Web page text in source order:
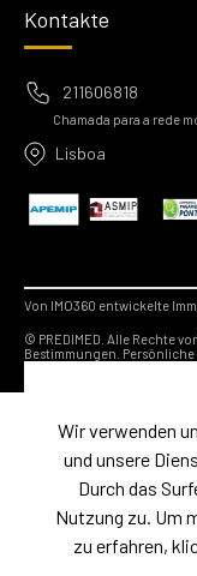
Kontakte
211606818
Chamada para a rede
Lisboa
Von IMO360 entwickelte
© PREDIMED. Alle Rechte
Bestimmungen. Persönliche
Wir verwenden
und unsere
Durch das
Nutzung zu. Um
zu erfahren,